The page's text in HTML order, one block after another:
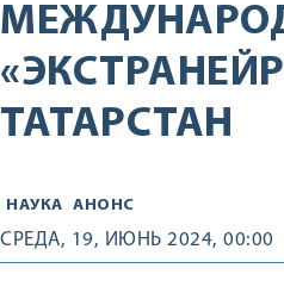
ТАТАРСТАН
НАУКА АНОНС
СРЕДА, 19, ИЮНЬ 2024, 00:00